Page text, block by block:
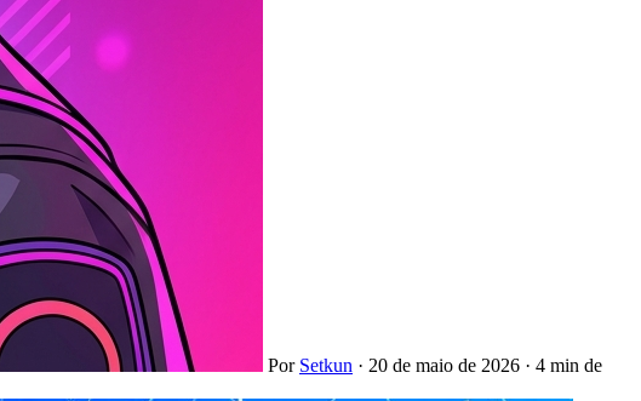
Por Setkun · 20 de maio de 2026 · 4 min de